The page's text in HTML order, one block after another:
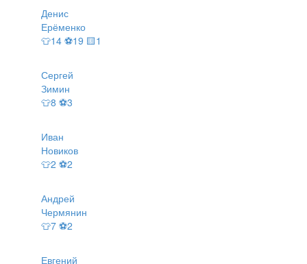
Денис
Ерёменко
👕14 ⚽19 🟨1
Сергей
Зимин
👕8 ⚽3
Иван
Новиков
👕2 ⚽2
Андрей
Чермянин
👕7 ⚽2
Евгений